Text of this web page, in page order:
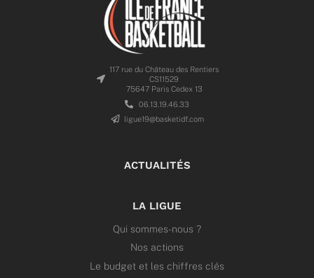
117 rue du Château des Rentiers
CS11529
75647 Paris Cedex 13
06.13.19.46.33
ligue19@basketidf.com
ACTUALITÉS
LA LIGUE
Qui sommes-nous ?
Nos actions
Le budget et les chiffres clés